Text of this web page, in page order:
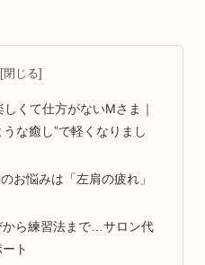
くて仕方がないMさま｜
な癒し”で軽くなりまし
お悩みは「左肩の疲れ」
から練習法まで…サロン代
ト